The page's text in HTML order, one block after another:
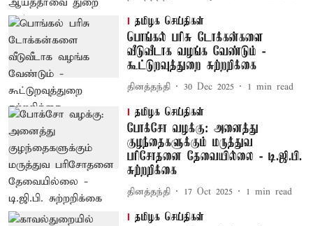
தமிழக செய்திகள்
பொங்கல் பரிசு டோக்கன்களை
வீடுவீடாக வழங்க வேண்டும் -
கூட்டுறவுத்துறை சுற்றறிக்கை
தினத்தந்தி 30 Dec 2025 1 min read
தமிழக செய்திகள்
போக்சோ வழக்கு: அனைத்து
குழந்தைகளுக்கும் மருத்துவ
பரிசோதனை தேவையில்லை - டி.ஜி.பி.
சுற்றறிக்கை
தினத்தந்தி 17 Oct 2025 1 min read
தமிழக செய்திகள்